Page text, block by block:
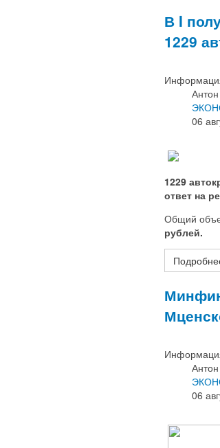
В I
1229
06
1229
ответ на
Общий
рублей.
06